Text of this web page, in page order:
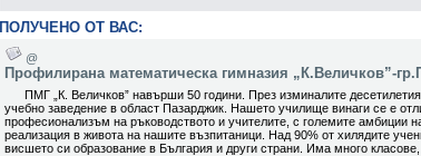
ПОЛУЧЕНО ОТ ВАС:
@
Профилирана математическа гимназия „К.Величков”-
ПМГ „К. Величков” навърши 50 години. През изминалите
учебно заведение в област Пазарджик. Нашето училище винаги се е
професионализъм на ръководството и учителите, с големите амбиции
реализация в живота на нашите възпитаници. Над 90% от хилядите
висшето си образование в България и други страни. Има много